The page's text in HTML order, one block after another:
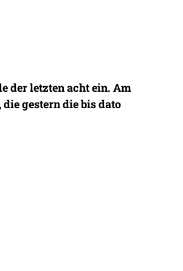
der letzten acht ein. Am
gestern die bis dato